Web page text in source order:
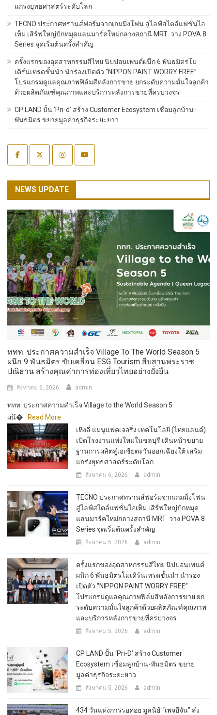
แกร่งยุทธศาสตร์ระดับโลก
TECNO ประกาศทรานส์ฟอร์มจากเกมมิ่งโฟน สู่ไลฟ์สไตล์แฟชั่นไอ
เท็ม เสิร์ฟใหญ่ปักหมุดแลนมาร์คใหม่กลางสถานี MRT วาง POVA 8
Series จุดเริ่มต้นครั้งสำคัญ
ครั้งแรกของอุตสาหกรรมสีไทย นิปปอนเพนต์ผนึก 6 พันธมิตรโม
เดิร์นเทรดชั้นนำ นำร่องเปิดตัว “NIPPON PAINT WORRY FREE”
โปรแกรมดูแลคุณภาพฟิล์มสีหลังการขาย ยกระดับความมั่นใจลูกค้า
ด้วยผลิตภัณฑ์คุณภาพและบริการหลังการขายที่ครบวงจร
CP LAND ปั้น ‘Pri-d’ สร้าง Customer Ecosystem เชื่อมลูกบ้าน-
พันธมิตร ขยายมูลค่าธุรกิจระยะยาว
NEWS UPDATE
ททท. ประกาศความสำเร็จ Village To The World Season 5
ผนึก 9 พันธมิตร ขับเคลื่อน ESG Tourism สืบสานพระราช
ปณิธาน สร้างคุณค่าการท่องเที่ยวไทยอย่างยั่งยืน
สิงหาคม 6, 2026 admin
ททท. ประกาศความสำเร็จ Village to the World Season 5
ผนึ�
Read More
เหิงลี่ แมนูแฟคเจอริ่ง เทคโนโลยี (ไทยแลนด์)
เปิดโรงงานแห่งใหม่ในชลบุรี เดินหน้าขยาย
ฐานการผลิตสู่เอเชียตะวันออกเฉียงใต้ เสริม
แกร่งยุทธศาสตร์ระดับโลก
สิงหาคม 6, 2026 admin
TECNO ประกาศทรานส์ฟอร์มจากเกมมิ่งโฟน
สู่ไลฟ์สไตล์แฟชั่นไอเท็ม เสิร์ฟใหญ่ปักหมุด
แลนมาร์คใหม่กลางสถานี MRT วาง POVA 8
Series จุดเริ่มต้นครั้งสำคัญ
สิงหาคม 5, 2026 admin
ครั้งแรกของอุตสาหกรรมสีไทย นิปปอนเพนต์
ผนึก 6 พันธมิตรโมเดิร์นเทรดชั้นนำ นำร่อง
เปิดตัว “NIPPON PAINT WORRY FREE”
โปรแกรมดูแลคุณภาพฟิล์มสีหลังการขาย ยก
ระดับความมั่นใจลูกค้าด้วยผลิตภัณฑ์คุณภาพ
และบริการหลังการขายที่ครบวงจร
สิงหาคม 5, 2026 admin
CP LAND ปั้น ‘Pri-D’ สร้าง Customer
Ecosystem เชื่อมลูกบ้าน-พันธมิตร ขยาย
มูลค่าธุรกิจระยะยาว
สิงหาคม 5, 2026 admin
434 วันแห่งการรอคอย มูลนิธิ “เพจอีจัน” ส่ง